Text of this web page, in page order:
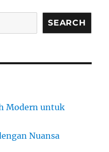
SEARCH
Modern untuk
Nuansa